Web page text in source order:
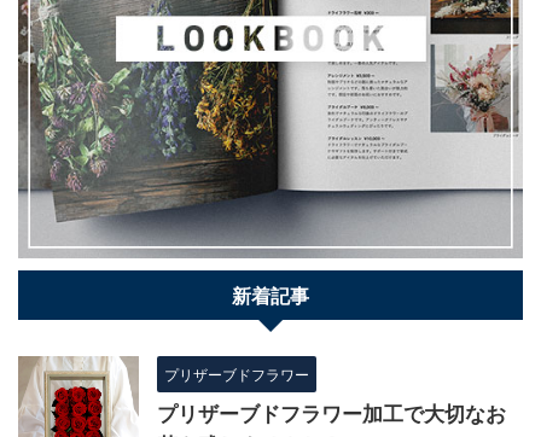
新着記事
プリザーブドフラワー
プリザーブドフラワー加工で大切なお